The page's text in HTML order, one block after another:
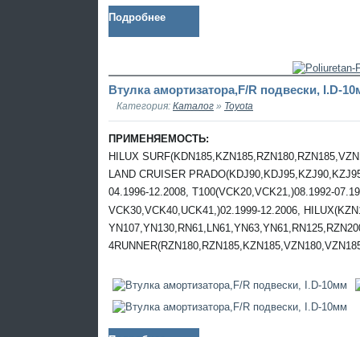
Подробнее
Втулка амортизатора,F/R подвески, I.D-
Категория: Каталог » Toyota
ПРИМЕНЯЕМОСТЬ:
HILUX
LAND CRUISER
04.1996-12.2008, T100(VCK20,VCK21,)08.1992-
VCK30,VCK40,UCK41,)02.1999-12.2006,